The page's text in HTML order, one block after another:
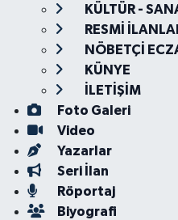
KÜLTÜR -
RESMİ
NÖBETÇİ
KÜNYE
İLETİŞİM
Foto Galeri
Video
Yazarlar
Seri İlan
Röportaj
Biyografi